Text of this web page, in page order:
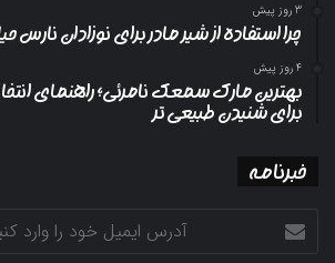
3 روز پیش
چرا استفاده از شیر مادر برای نوزادان
4 روز پیش
بهترین مارک سمعک نامرئی؛ راهنمای
برای شنیدن طبیعی تر
خبرنامه
آدرس
ایمیل